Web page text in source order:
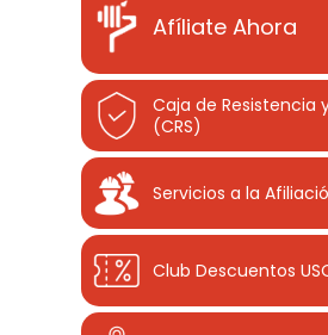
Afíliate Ahora
Caja de Resistencia
(CRS)
Servicios a la
Club Descuentos